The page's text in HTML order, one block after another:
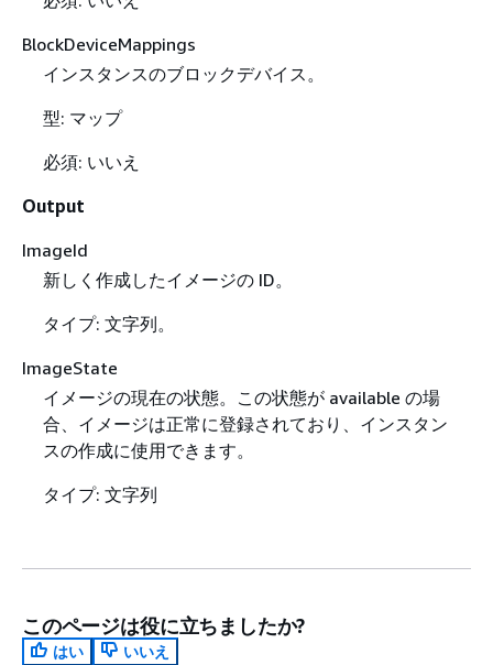
BlockDeviceMappings
インスタンスのブロックデバイス。
型: マップ
必須: いいえ
Output
ImageId
新しく作成したイメージの ID。
タイプ: 文字列。
ImageState
イメージの現在の状態。この状態が available の場
合、イメージは正常に登録されており、インスタン
スの作成に使用できます。
タイプ: 文字列
このページは役に立ちましたか?
はい
いいえ